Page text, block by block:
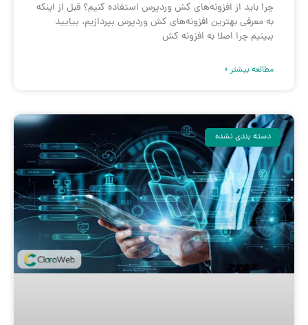
چرا باید از افزونه‌های کش وردپرس استفاده کنیم؟ قبل از اینکه
به معرفی بهترین افزونه‌های کش وردپرس بپردازیم، بیایید
ببینیم چرا اصلا به افزونه کش
مطالعه بیشتر »
دسته بندی نشده